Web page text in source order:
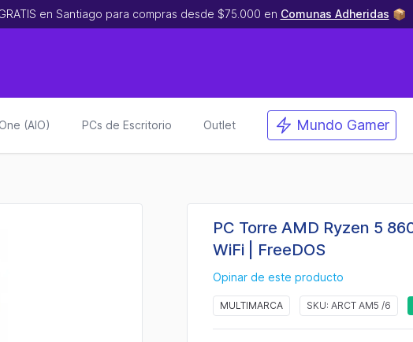
en Santiago para compras desde $75.000 en Comunas Adheridas 📦
(AIO) PCs de Escritorio Outlet Mundo Gamer
PC Torre AMD Ryzen 5
WiFi | FreeDOS
Opinar de este producto
MULTIMARCA SKU: ARCT AM5 /6